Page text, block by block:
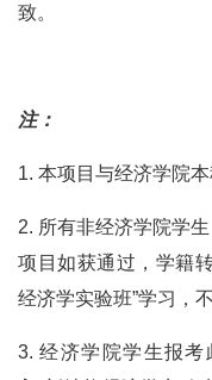
致。
注：
1. 本项目与经济学院
2. 所有非经济学院学
项目如获通过，学籍
经济学实验班”学习，
3. 经济学院学生报